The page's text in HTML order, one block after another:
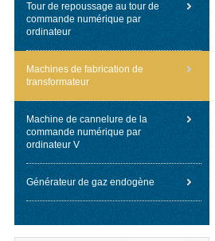
Tour de repoussage au tour de
commande numérique par
ordinateur
Machines de fabrication de
transformateur
Machine de cannelure de la
commande numérique par
ordinateur V
Générateur de gaz endogène